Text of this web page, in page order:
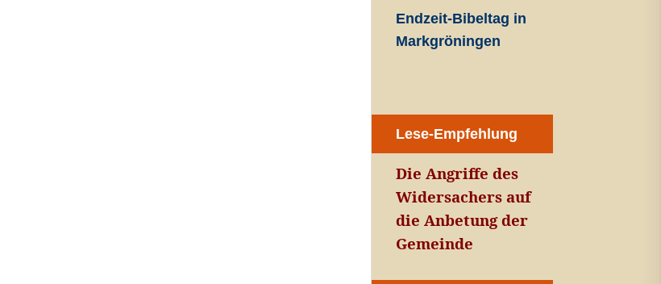
Endzeit-Bibeltag in
Markgröningen
Lese-Empfehlung
Die Angriffe des
Widersachers auf
die Anbetung der
Gemeinde